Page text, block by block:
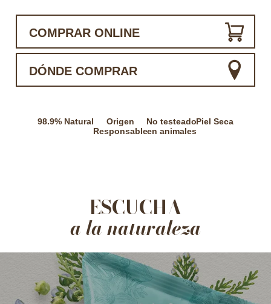
COMPRAR ONLINE
DÓNDE COMPRAR
98.9% Natural
Origen
Responsable
No testeado
en animales
Piel Seca
ESCUCHA
a la naturaleza